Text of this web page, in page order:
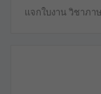
แจกใบงาน วิชาภา